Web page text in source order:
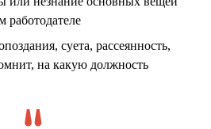
работодателе
суета, рассеянность,
на какую должность